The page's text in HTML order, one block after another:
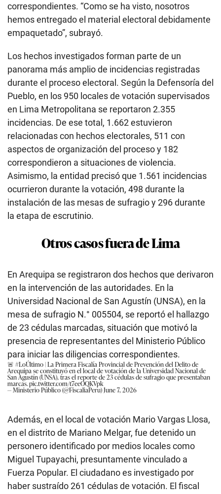
correspondientes. “Como se ha visto, nosotros
hemos entregado el material electoral debidamente
empaquetado”, subrayó.
Los hechos investigados forman parte de un
panorama más amplio de incidencias registradas
durante el proceso electoral. Según la Defensoría del
Pueblo, en los 950 locales de votación supervisados
en Lima Metropolitana se reportaron 2.355
incidencias. De ese total, 1.662 estuvieron
relacionadas con hechos electorales, 511 con
aspectos de organización del proceso y 182
correspondieron a situaciones de violencia.
Asimismo, la entidad precisó que 1.561 incidencias
ocurrieron durante la votación, 498 durante la
instalación de las mesas de sufragio y 296 durante
la etapa de escrutinio.
Otros casos fuera de Lima
En Arequipa se registraron dos hechos que derivaron
en la intervención de las autoridades. En la
Universidad Nacional de San Agustín (UNSA), en la
mesa de sufragio N.° 005504, se reportó el hallazgo
de 23 cédulas marcadas, situación que motivó la
presencia de representantes del Ministerio Público
para iniciar las diligencias correspondientes.
🚨 #LoÚltimo | La Primera Fiscalía Provincial de Prevención del Delito de
Arequipa se constituyó en el local de votación de la Universidad Nacional de
San Agustín (UNSA), tras el reporte de 23 cédulas de sufragio que presentaban
marcas.pic.twitter.com/t7eeOQKVpk
— Ministerio Público (@FiscaliaPeru)June 7, 2026
Además, en el local de votación Mario Vargas Llosa,
en el distrito de Mariano Melgar, fue detenido un
personero identificado por medios locales como
Miguel Tupayachi, presuntamente vinculado a
Fuerza Popular. El ciudadano es investigado por
haber sustraído 261 cédulas de votación. El fiscal